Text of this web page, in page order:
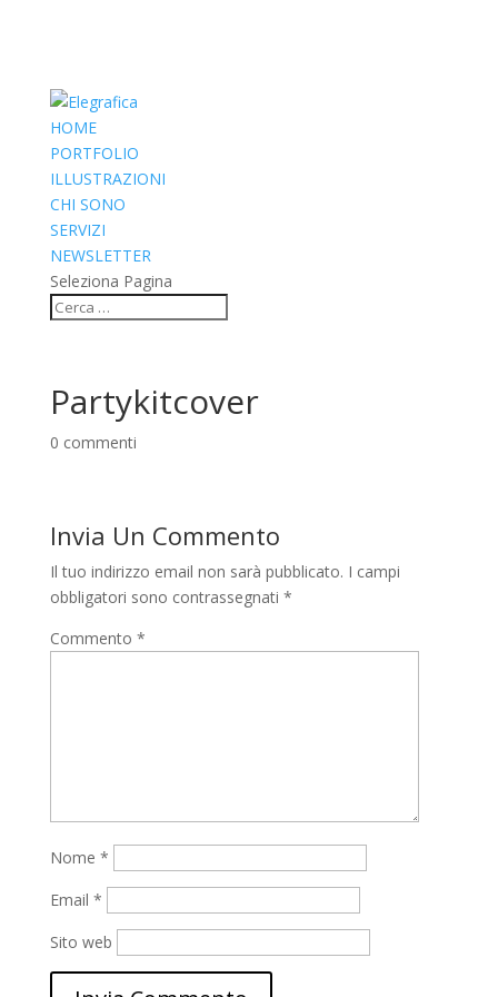
HOME
PORTFOLIO
ILLUSTRAZIONI
CHI SONO
SERVIZI
NEWSLETTER
Seleziona Pagina
Partykitcover
0 commenti
Invia Un Commento
Il tuo indirizzo email non sarà pubblicato. I campi
obbligatori sono contrassegnati *
Commento *
Nome *
Email *
Sito web